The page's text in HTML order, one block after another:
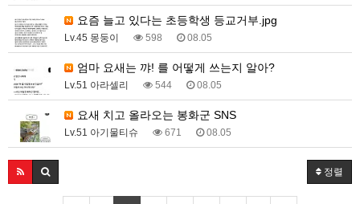
요즘 늘고 있다는 초등학생 등교거부.jpg
Lv.45 몽둥이 598 08.05
엄마 요새는 꺄! 를 어떻게 쓰는지 알아?
Lv.51 아라셀리 544 08.05
요새 치고 올라오는 봉화군 SNS
Lv.51 아기물티슈 671 08.05
정렬